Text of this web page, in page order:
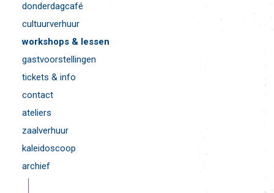
donderdagcafé
cultuurverhuur
workshops & lessen
gastvoorstellingen
tickets & info
contact
ateliers
zaalverhuur
kaleidoscoop
archief